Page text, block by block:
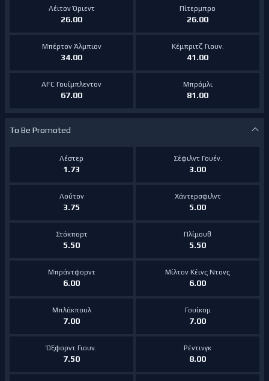
Λέιτον Όριεντ
26.00
Πίτερμπρο
26.00
Μπέρτον Άλμπιον
34.00
Κέμπριτζ Γιουν.
41.00
AFC Γουίμπλεντον
67.00
Μπρόμλι
81.00
To Be Promoted
Λέστερ
1.73
Σέφιλντ Γουέν.
3.00
Λούτον
3.75
Χάντερσφιλντ
5.00
Στόκπορτ
5.50
Πλίμουθ
5.50
Μπράντφορντ
6.00
Μίλτον Κέινς Ντονς
6.00
Μπλάκπουλ
7.00
Γουίκομ
7.00
Όξφορντ Γιουν.
7.50
Ρέντινγκ
8.00